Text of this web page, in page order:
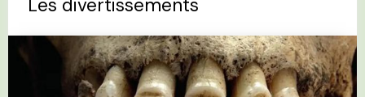
Les divertissements